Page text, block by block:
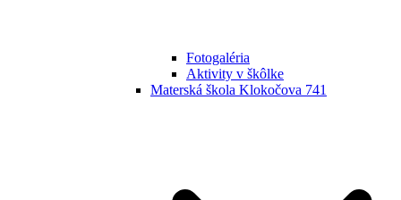
Fotogaléria
Aktivity v škôlke
Materská škola Klokočova 741